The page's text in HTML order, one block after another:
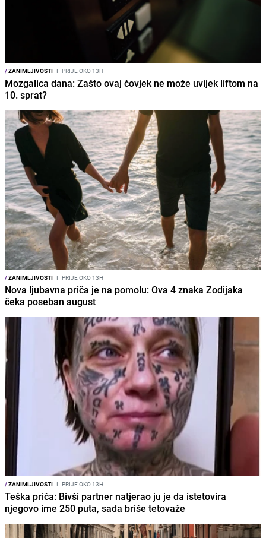
/ZANIMLJIVOSTI I PRIJE OKO 13H
Mozgalica dana: Zašto ovaj čovjek ne može uvijek liftom na
10. sprat?
/ZANIMLJIVOSTI I PRIJE OKO 13H
Nova ljubavna priča je na pomolu: Ova 4 znaka Zodijaka
čeka poseban august
/ZANIMLJIVOSTI I PRIJE OKO 13H
Teška priča: Bivši partner natjerao ju je da istetovira
njegovo ime 250 puta, sada briše tetovaže